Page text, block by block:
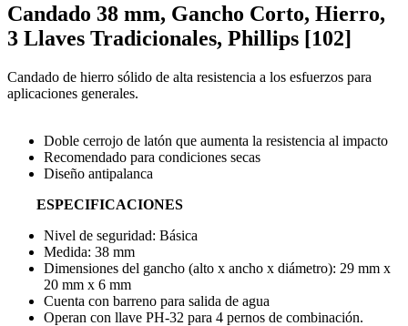
Candado 38 mm, Gancho Corto, Hierro,
3 Llaves Tradicionales, Phillips [102]
Candado de hierro sólido de alta resistencia a los esfuerzos para
aplicaciones generales.
Doble cerrojo de latón que aumenta la resistencia al impacto
Recomendado para condiciones secas
Diseño antipalanca
ESPECIFICACIONES
Nivel de seguridad: Básica
Medida: 38 mm
Dimensiones del gancho (alto x ancho x diámetro): 29 mm x
20 mm x 6 mm
Cuenta con barreno para salida de agua
Operan con llave PH-32 para 4 pernos de combinación.